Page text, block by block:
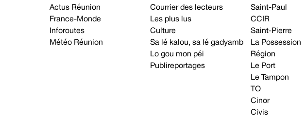
Actus Réunion
France-Monde
Inforoutes
Météo Réunion
Courrier des lecteurs
Les plus lus
Culture
Sa lé kalou, sa lé gadyamb
Lo gou mon péi
Publireportages
Saint-Paul
CCIR
Saint-Pierre
La Possession
Région
Le Port
Le Tampon
TO
Cinor
Civis